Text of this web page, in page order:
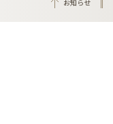
お知らせ